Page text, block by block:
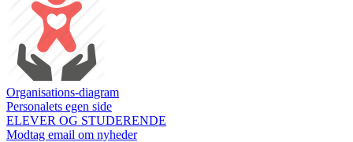
Organisations-diagram
Personalets egen side
ELEVER OG STUDERENDE
Modtag email om nyheder